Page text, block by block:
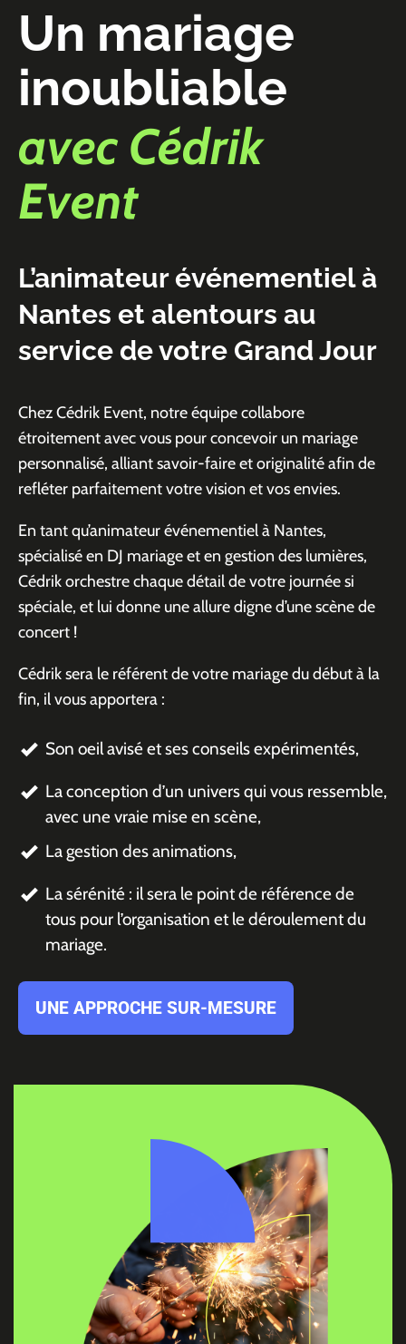
Un mariage
inoubliable
avec Cédrik
Event
L’animateur événementiel à
Nantes et alentours au
service de votre Grand Jour
Chez Cédrik Event, notre équipe collabore
étroitement avec vous pour concevoir un mariage
personnalisé, alliant savoir-faire et originalité afin de
refléter parfaitement votre vision et vos envies.
En tant qu’animateur événementiel à Nantes,
spécialisé en DJ mariage et en gestion des lumières,
Cédrik orchestre chaque détail de votre journée si
spéciale, et lui donne une allure digne d’une scène de
concert !
Cédrik sera le référent de votre mariage du début à la
fin, il vous apportera :
Son oeil avisé et ses conseils expérimentés,
La conception d’un univers qui vous ressemble,
avec une vraie mise en scène,
La gestion des animations,
La sérénité : il sera le point de référence de
tous pour l’organisation et le déroulement du
mariage.
UNE APPROCHE SUR-MESURE